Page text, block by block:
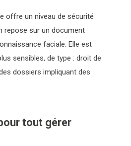
offre un niveau de sécurité
repose sur un document
faciale. Elle est
sensibles, de type : droit de
dossiers impliquant des
tout gérer